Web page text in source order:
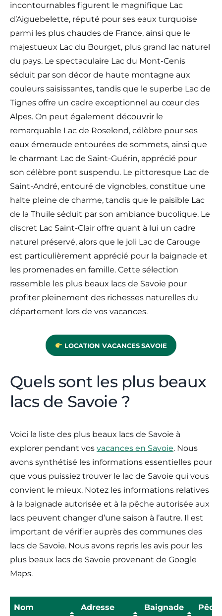
incontournables figurent le magnifique Lac
d’Aiguebelette, réputé pour ses eaux turquoise
parmi les plus chaudes de France, ainsi que le
majestueux Lac du Bourget, plus grand lac naturel
du pays. Le spectaculaire Lac du Mont-Cenis
séduit par son décor de haute montagne aux
couleurs saisissantes, tandis que le superbe Lac de
Tignes offre un cadre exceptionnel au cœur des
Alpes. On peut également découvrir le
remarquable Lac de Roselend, célèbre pour ses
eaux émeraude entourées de sommets, ainsi que
le charmant Lac de Saint-Guérin, apprécié pour
son célèbre pont suspendu. Le pittoresque Lac de
Saint-André, entouré de vignobles, constitue une
halte pleine de charme, tandis que le paisible Lac
de la Thuile séduit par son ambiance bucolique. Le
discret Lac Saint-Clair offre quant à lui un cadre
naturel préservé, alors que le joli Lac de Carouge
est particulièrement apprécié pour la baignade et
les promenades en famille. Cette sélection
rassemble les plus beaux lacs de Savoie pour
profiter pleinement des richesses naturelles du
département lors de vos vacances.
LOCATION VACANCESSAVOIE
Quels sont les plus beaux
lacs de Savoie ?
Voici la liste des plus beaux lacs de Savoie à
explorer pendant vos vacances en Savoie. Nous
avons synthétisé les informations essentielles pour
que vous puissiez trouver le lac de Savoie qui vous
convient le mieux. Notez les informations relatives
à la baignade autorisée et à la pêche autorisée aux
lacs peuvent changer d’une saison à l’autre. Il est
important de vérifier auprès des communes des
lacs de Savoie. Nous avons repris les avis pour les
plus beaux lacs de Savoie provenant de Google
Maps.
Nom Adresse
Baignade